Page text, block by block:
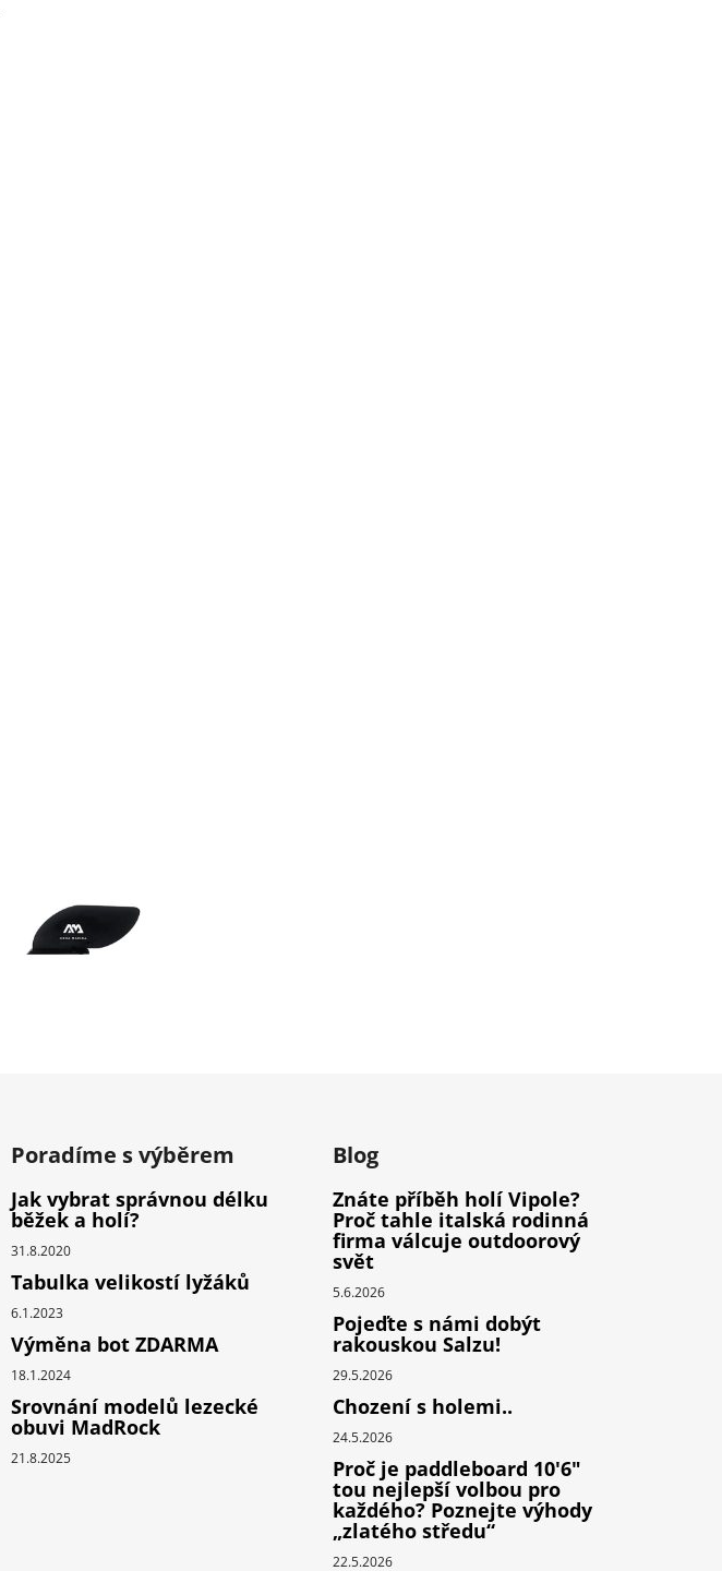
Poradíme s výběrem
Jak vybrat správnou délku
běžek a holí?
31.8.2020
Tabulka velikostí lyžáků
6.1.2023
Výměna bot ZDARMA
18.1.2024
Srovnání modelů lezecké
obuvi MadRock
21.8.2025
Blog
Znáte příběh holí Vipole?
Proč tahle italská rodinná
firma válcuje outdoorový
svět
5.6.2026
Pojeďte s námi dobýt
rakouskou Salzu!
29.5.2026
Chození s holemi..
24.5.2026
Proč je paddleboard 10'6"
tou nejlepší volbou pro
každého? Poznejte výhody
„zlatého středu“
22.5.2026